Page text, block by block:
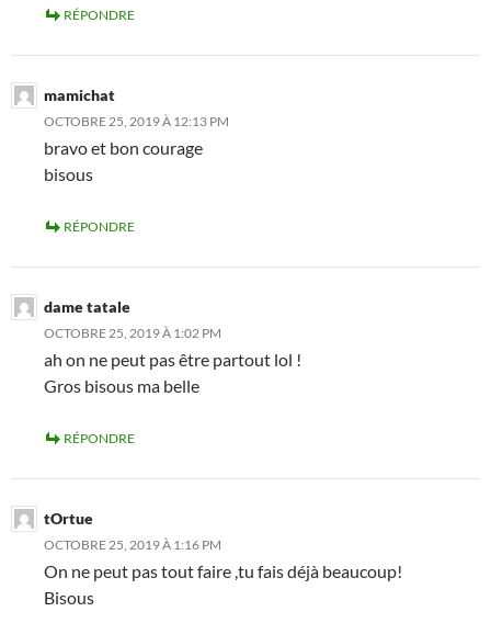
RÉPONDRE
mamichat
OCTOBRE 25, 2019 À 12:13 PM
bravo et bon courage
bisous
RÉPONDRE
dame tatale
OCTOBRE 25, 2019 À 1:02 PM
ah on ne peut pas être partout lol !
Gros bisous ma belle
RÉPONDRE
tOrtue
OCTOBRE 25, 2019 À 1:16 PM
On ne peut pas tout faire ,tu fais déjà beaucoup!
Bisous